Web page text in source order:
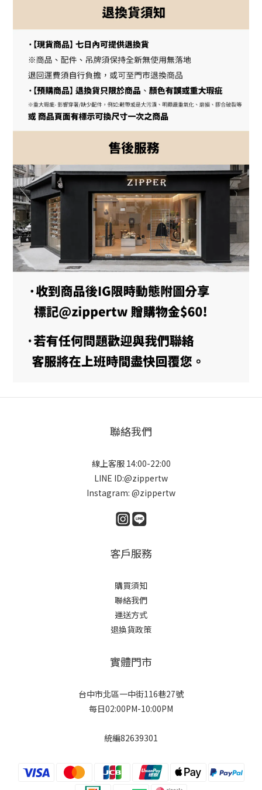
聯絡我們
線上客服 14:00-22:00
LINE ID:@zippertw
Instagram: @zippertw
客戶服務
購買須知
聯絡我們
運送方式
退換貨政策
實體門市
台中市北區一中街116巷27號
每日02:00PM-10:00PM
統編82639301